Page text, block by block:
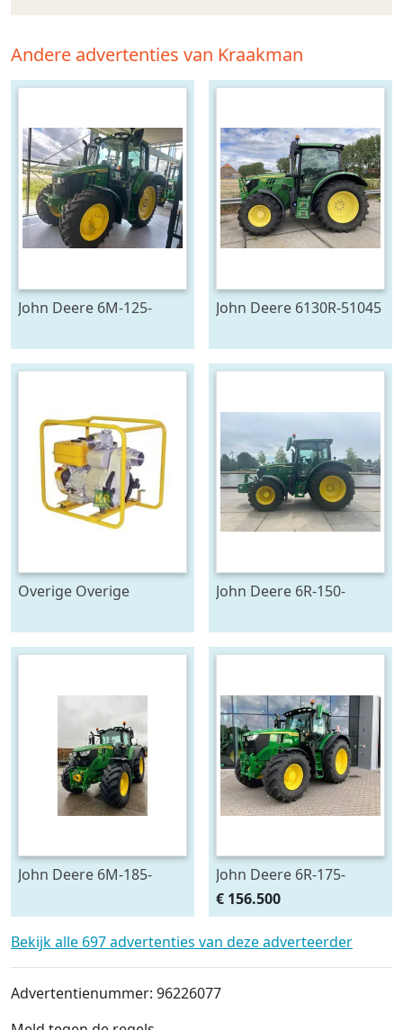
Andere advertenties van Kraakman
John Deere 6M-125-
John Deere 6130R-51045
Overige Overige
John Deere 6R-150-
John Deere 6M-185-
John Deere 6R-175-
783659
€ 156.500
Bekijk alle 697 advertenties van deze adverteerder
Advertentienummer: 96226077